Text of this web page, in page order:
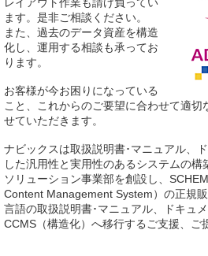
レイアウト作業も請け負ってい
ます。是非ご相談ください。
また、過去のデータ資産を構造
化し、運用する相談も承ってお
ります。
お客様が今お困りになっている
こと、これからのご要望に合わせて適切
せていただきます。
ナビックスは取扱説明書･マニュアル、
した汎用性と実用性のあるシステムの構
ソリューション事業部を創設し、
Content Management System）の正規
言語の取扱説明書･マニュアル、ドキュ
CCMS（構造化）へ移行するご支援、ご